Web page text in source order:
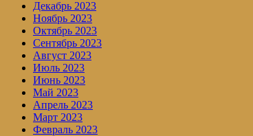
Декабрь 2023
Ноябрь 2023
Октябрь 2023
Сентябрь 2023
Август 2023
Июль 2023
Июнь 2023
Май 2023
Апрель 2023
Март 2023
Февраль 2023